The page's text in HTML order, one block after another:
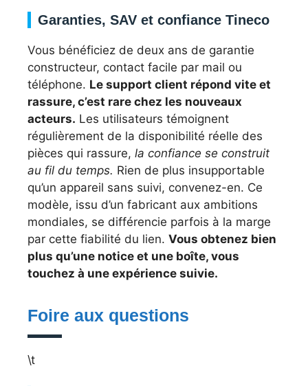
Garanties, SAV et confiance Tineco
Vous bénéficiez de deux ans de garantie
constructeur, contact facile par mail ou
téléphone. Le support client répond vite et
rassure, c’est rare chez les nouveaux
acteurs. Les utilisateurs témoignent
régulièrement de la disponibilité réelle des
pièces qui rassure, la confiance se construit
au fil du temps. Rien de plus insupportable
qu’un appareil sans suivi, convenez-en. Ce
modèle, issu d’un fabricant aux ambitions
mondiales, se différencie parfois à la marge
par cette fiabilité du lien. Vous obtenez bien
plus qu’une notice et une boîte, vous
touchez à une expérience suivie.
Foire aux questions
\t